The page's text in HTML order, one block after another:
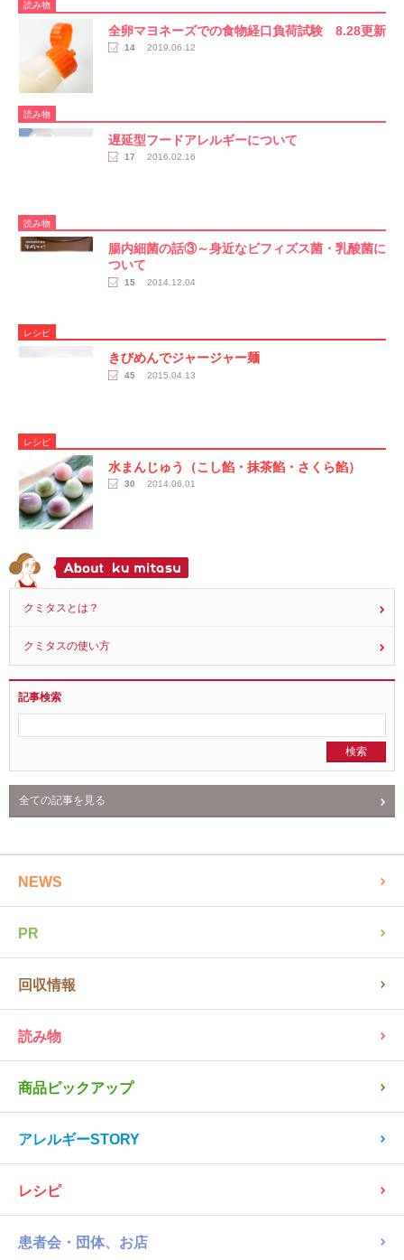
読み物
全卵マヨネーズでの食物経口負荷試験 8.28更新
14 2019.06.12
読み物
遅延型フードアレルギーについて
17 2016.02.16
読み物
腸内細菌の話③～身近なビフィズス菌・乳酸菌に
ついて
15 2014.12.04
レシピ
きびめんでジャージャー麺
45 2015.04.13
レシピ
水まんじゅう（こし餡・抹茶餡・さくら餡）
30 2014.06.01
クミタスとは？
クミタスの使い方
記事検索
全ての記事を見る
NEWS
PR
回収情報
読み物
商品ピックアップ
アレルギーSTORY
レシピ
患者会・団体、お店